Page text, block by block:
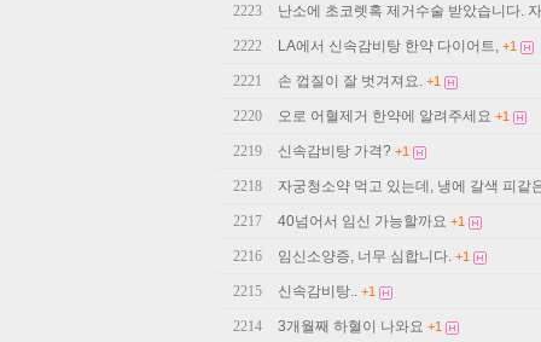
2223 난소에 초코렛혹 제거수술 받았습니다.
2222 LA에서 신속감비탕 한약 다이어트, +1
2221 손 껍질이 잘 벗겨져요. +1
2220 오로 어혈제거 한약에 알려주세요 +1
2219 신속감비탕 가격? +1
2218 자궁청소약 먹고 있는데, 냉에 갈색 피같
2217 40넘어서 임신 가능할까요 +1
2216 임신소양증, 너무 심합니다. +1
2215 신속감비탕.. +1
2214 3개월째 하혈이 나와요 +1